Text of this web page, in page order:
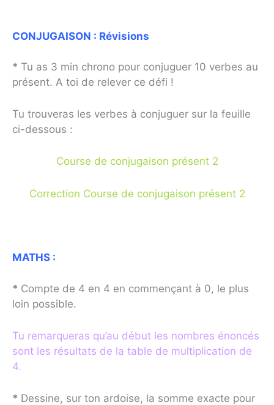
CONJUGAISON : Révisions
* Tu as 3 min chrono pour conjuguer 10 verbes au
présent. A toi de relever ce défi !
Tu trouveras les verbes à conjuguer sur la feuille
ci-dessous :
Course de conjugaison présent 2
Correction Course de conjugaison présent 2
MATHS :
* Compte de 4 en 4 en commençant à 0, le plus
loin possible.
Tu remarqueras qu’au début les nombres énoncés
sont les résultats de la table de multiplication de
4.
* Dessine, sur ton ardoise, la somme exacte pour